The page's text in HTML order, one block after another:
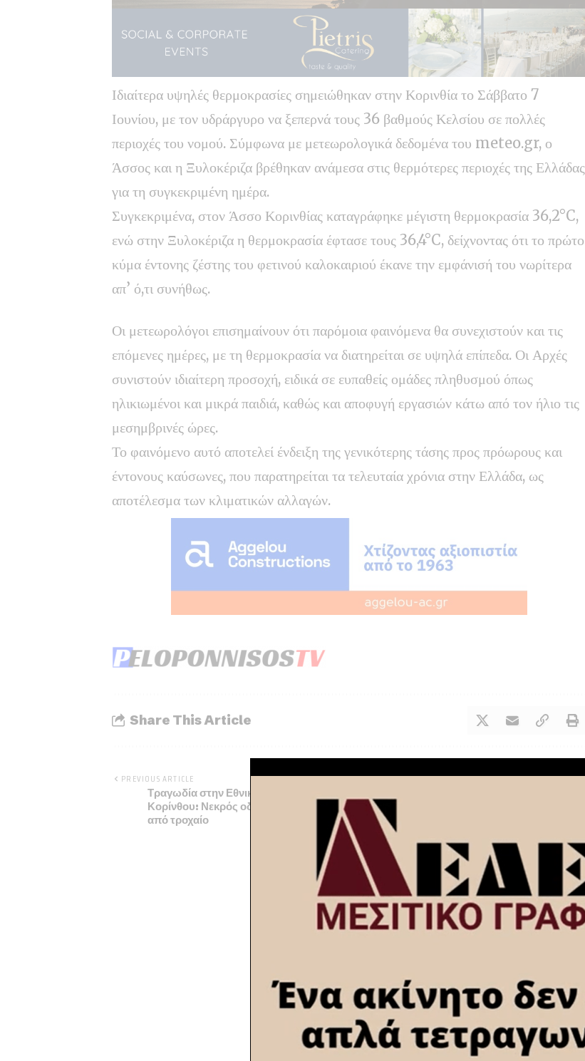
Ιδιαίτερα υψηλές θερμοκρασίες σημειώθηκαν στην Κορινθία το Σάββατο 7
Ιουνίου, με τον υδράργυρο να ξεπερνά τους 36 βαθμούς Κελσίου σε πολλές
περιοχές του νομού. Σύμφωνα με μετεωρολογικά δεδομένα του meteo.gr, ο
Άσσος και η Ξυλοκέριζα βρέθηκαν ανάμεσα στις θερμότερες περιοχές της Ελλάδας
για τη συγκεκριμένη ημέρα.
Συγκεκριμένα, στον Άσσο Κορινθίας καταγράφηκε μέγιστη θερμοκρασία 36,2°C,
ενώ στην Ξυλοκέριζα η θερμοκρασία έφτασε τους 36,4°C, δείχνοντας ότι το πρώτο
κύμα έντονης ζέστης του φετινού καλοκαιριού έκανε την εμφάνισή του νωρίτερα
απ’ ό,τι συνήθως.
Οι μετεωρολόγοι επισημαίνουν ότι παρόμοια φαινόμενα θα συνεχιστούν και τις
επόμενες ημέρες, με τη θερμοκρασία να διατηρείται σε υψηλά επίπεδα. Οι Αρχές
συνιστούν ιδιαίτερη προσοχή, ειδικά σε ευπαθείς ομάδες πληθυσμού όπως
ηλικιωμένοι και μικρά παιδιά, καθώς και αποφυγή εργασιών κάτω από τον ήλιο τις
μεσημβρινές ώρες.
Το φαινόμενο αυτό αποτελεί ένδειξη της γενικότερης τάσης προς πρόωρους και
έντονους καύσωνες, που παρατηρείται τα τελευταία χρόνια στην Ελλάδα, ως
αποτέλεσμα των κλιματικών αλλαγών.
Share This Article
PREVIOUS ARTICLE
Τραγωδία στην Εθνική Οδό Αθηνών –
Κορίνθου: Νεκρός οδηγός μηχανής μετά
από τροχαίο
NEXT ARTICLE
πανηγυρικός εσπερινός στον Ι.Ν Αγίας